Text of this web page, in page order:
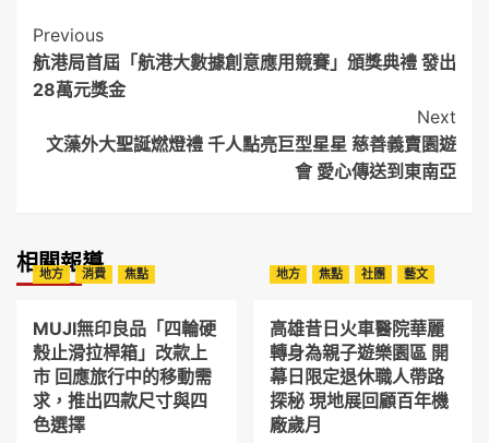
Post
Navigation
Previous
航港局首屆「航港大數據創意應用競賽」頒獎典禮 發出
28萬元獎金
Next
文藻外大聖誕燃燈禮 千人點亮巨型星星 慈善義賣園遊
會 愛心傳送到東南亞
相關報導
地方 消費 焦點
MUJI無印良品「四輪硬
殼止滑拉桿箱」改款上
市 回應旅行中的移動需
求，推出四款尺寸與四
色選擇
地方 焦點 社團 藝文
高雄昔日火車醫院華麗
轉身為親子遊樂園區 開
幕日限定退休職人帶路
探秘 現地展回顧百年機
廠歲月